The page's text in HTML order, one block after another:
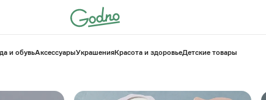
и обувьАксессуарыУкрашенияКрасота и здоровье⁠Детские товары